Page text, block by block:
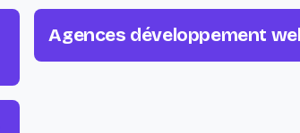
Agences développement